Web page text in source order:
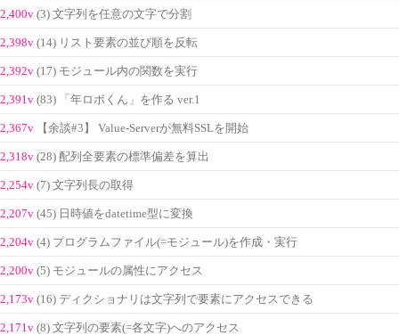
2,400v (3) 文字列を任意の文字で分割
2,398v (14) リスト要素の並び順を反転
2,392v (17) モジュール内の関数を実行
2,391v (83) 「年ロボくん」を作る ver.1
2,367v 【余談#3】 Value-Serverが無料SSLを開始
2,318v (28) 配列全要素の標準偏差を算出
2,254v (7) 文字列長の取得
2,207v (45) 日時値をdatetime型に変換
2,204v (4) プログラムファイル(=モジュール)を作成・実行
2,200v (5) モジュールの属性にアクセス
2,173v (16) ディクショナリは文字列で要素にアクセスできる
2,171v (8) 文字列の要素(=各文字)へのアクセス